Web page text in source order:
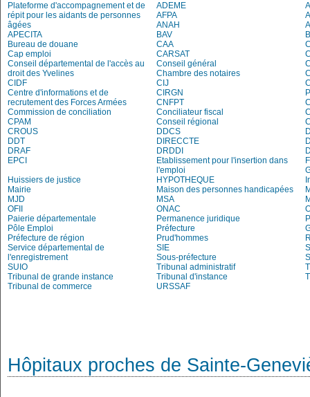
Plateforme d'accompagnement et de
répit pour les aidants de personnes
âgées
ADEME
AFPA
ANAH
APECITA
BAV
Bureau de douane
CAA
Cap emploi
CARSAT
Conseil départemental de l'accès au
droit des Yvelines
Conseil général
Chambre des notaires
CIDF
CIJ
Centre d'informations et de
recrutement des Forces Armées
CIRGN
CNFPT
Commission de conciliation
Conciliateur fiscal
CPAM
Conseil régional
CROUS
DDCS
DDT
DIRECCTE
DRAF
DRDDI
EPCI
Etablissement pour l'insertion dans
l'emploi
Huissiers de justice
HYPOTHEQUE
Mairie
Maison des personnes handicapées
MJD
MSA
OFII
ONAC
Paierie départementale
Permanence juridique
Pôle Emploi
Préfecture
Préfecture de région
Prud'hommes
Service départemental de
l'enregistrement
SIE
Sous-préfecture
SUIO
Tribunal administratif
Tribunal de grande instance
Tribunal d'instance
Tribunal de commerce
URSSAF
Hôpitaux proches de Sainte-